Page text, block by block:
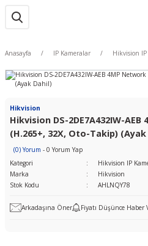
Anasayfa IP Kameralar Hikvision
Hikvision
Hikvision DS-2DE7A432IW-
(H.265+, 32X, Oto-Takip)
(0) Yorum - 0 Yorum Yap
Kategori
Hikvision IP
Marka
Hikvision
Stok Kodu
AHLNQY78
Arkadaşına Öner Fiyatı Düşünce Haber